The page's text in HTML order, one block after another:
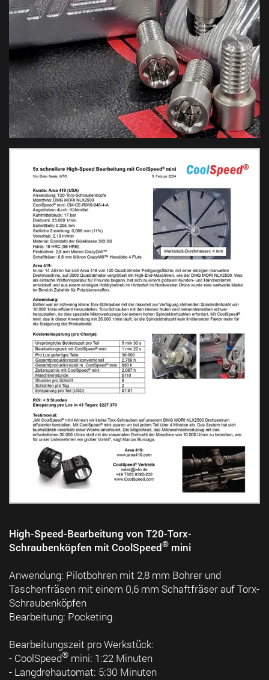
High-Speed-Bearbeitung von T20-Torx-
Schraubenköpfen mit CoolSpeed® mini
Anwendung: Pilotbohren mit 2,8 mm Bohrer und
Taschenfräsen mit einem 0,6 mm Schaftfräser auf Torx-
Schraubenköpfen
Bearbeitung: Pocketing
Bearbeitungszeit pro Werkstück:
- CoolSpeed® mini: 1:22 Minuten
- Langdrehautomat: 5:30 Minuten